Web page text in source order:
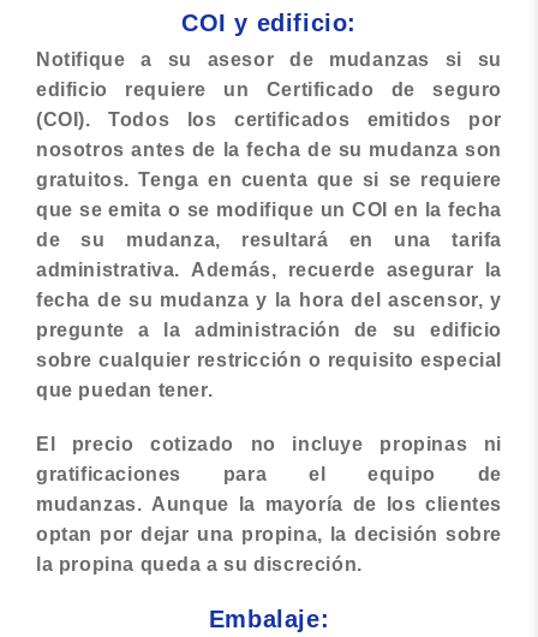
COI y edificio:
Notifique a su asesor de mudanzas si su
edificio requiere un Certificado de seguro
(COI). Todos los certificados emitidos por
nosotros antes de la fecha de su mudanza son
gratuitos. Tenga en cuenta que si se requiere
que se emita o se modifique un COI en la fecha
de su mudanza, resultará en una tarifa
administrativa. Además, recuerde asegurar la
fecha de su mudanza y la hora del ascensor, y
pregunte a la administración de su edificio
sobre cualquier restricción o requisito especial
que puedan tener.
El precio cotizado no incluye propinas ni
gratificaciones para el equipo de
mudanzas. Aunque la mayoría de los clientes
optan por dejar una propina, la decisión sobre
la propina queda a su discreción.
Embalaje: